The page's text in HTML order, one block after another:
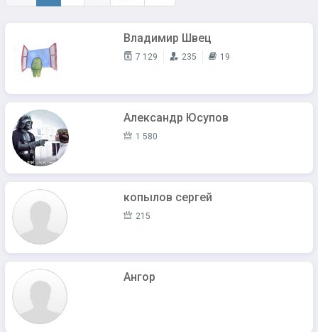
Владимир Швец
7 129 235 19
Александр Юсупов
1 580
копылов сергей
215
Ангор